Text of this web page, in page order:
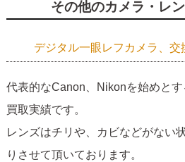
その他のカメラ・レ
デジタル一眼レフカメラ、
代表的なCanon、Nikonを始めと
買取実績です。
レンズはチリや、カビなどがない
りさせて頂いております。